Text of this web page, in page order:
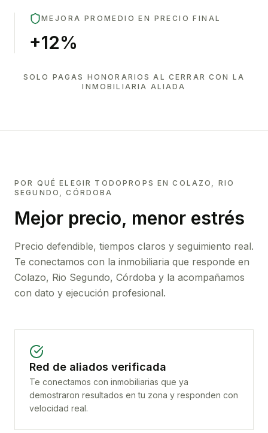
MEJORA PROMEDIO EN PRECIO FINAL
+12%
SOLO PAGAS HONORARIOS AL CERRAR CON LA
INMOBILIARIA ALIADA
POR QUÉ ELEGIR TODOPROPS ENCOLAZO, RIO
SEGUNDO, CÓRDOBA
Mejor precio, menor estrés
Precio defendible, tiempos claros y seguimiento real.
Te conectamos con la inmobiliaria que responde en
Colazo, Rio Segundo, Córdoba y la acompañamos
con dato y ejecución profesional.
Red de aliados verificada
Te conectamos con inmobiliarias que ya
demostraron resultados en tu zona y responden con
velocidad real.